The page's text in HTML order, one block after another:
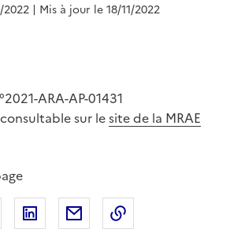
2022 | Mis à jour le 18/11/2022
ARA-AP-01431
sur lesite de la MRAE
sur Facebook
Partager sur XPartager sur LinkedIn
Partager par email